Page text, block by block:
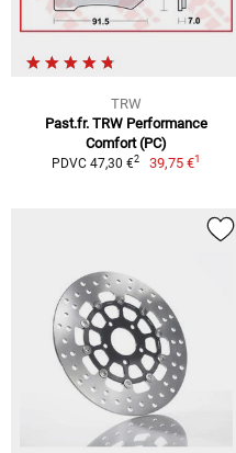
TRW
Past.fr. TRW Performance
Comfort (PC)
PDVC 47,30 €2 39,75 €1